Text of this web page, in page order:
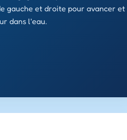
gauche et droite pour avancer et
dans l'eau.